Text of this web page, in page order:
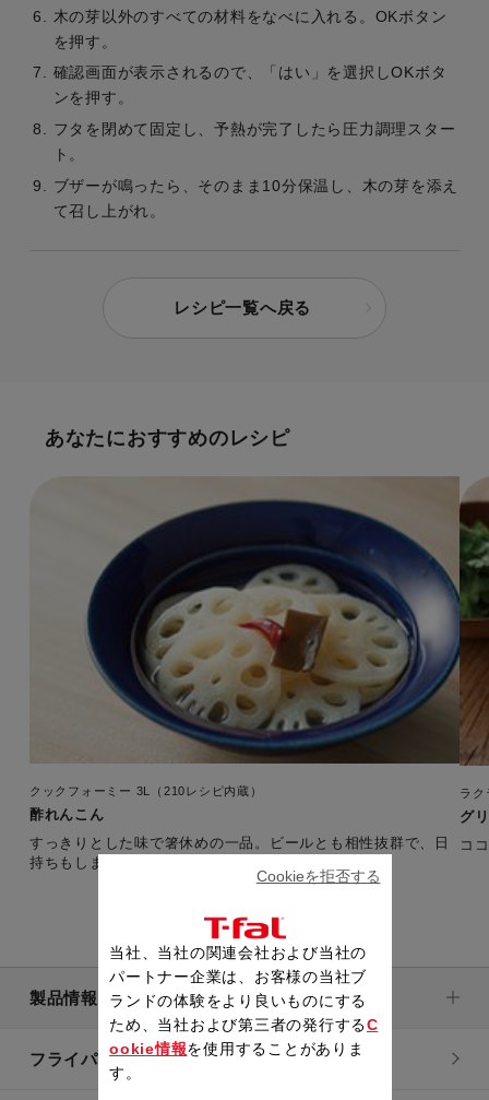
木の芽以外のすべての材料をなべに入れる。OKボタン
を押す。
確認画面が表示されるので、「はい」を選択しOKボタ
ンを押す。
フタを閉めて固定し、予熱が完了したら圧力調理スター
ト。
ブザーが鳴ったら、そのまま10分保温し、木の芽を添え
て召し上がれ。
レシピ一覧へ戻る
あなたにおすすめのレシピ
クックフォーミー 3L（210レシピ内蔵）
酢れんこん
すっきりとした味で箸休めの一品。ビールとも相性抜群で、日
ラク
グ
コ
製品情報
フライパン・鍋
当社、当社の関連会社および当社の
パートナー企業は、お客様の当社ブ
ランドの体験をより良いものにする
ため、当社および第三者の発行するC
ookie情報を使用することがありま
す。
Cookieを拒否する